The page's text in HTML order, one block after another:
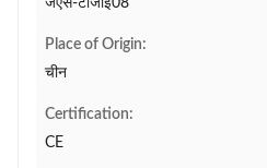
जेएस-टीजीई08
Place of Origin:
चीन
Certification:
CE